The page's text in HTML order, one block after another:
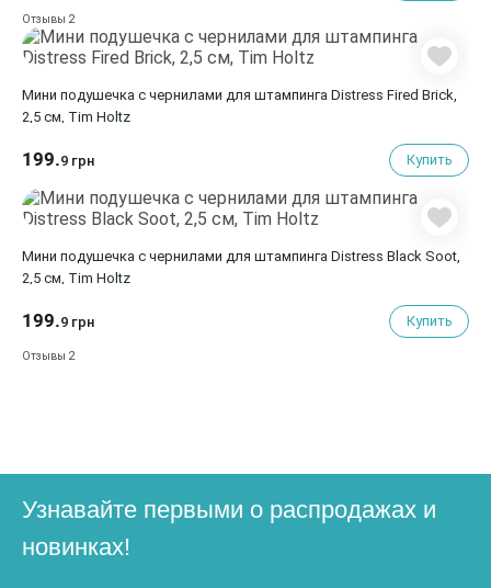
Отзывы 2
Мини подушечка с чернилами для штампинга Distress Fired Brick,
2,5 см, Tim Holtz
199.9 грн Купить
Мини подушечка с чернилами для штампинга Distress Black Soot,
2,5 см, Tim Holtz
199.9 грн Купить
Отзывы 2
Узнавайте первыми о распродажах и
новинках!